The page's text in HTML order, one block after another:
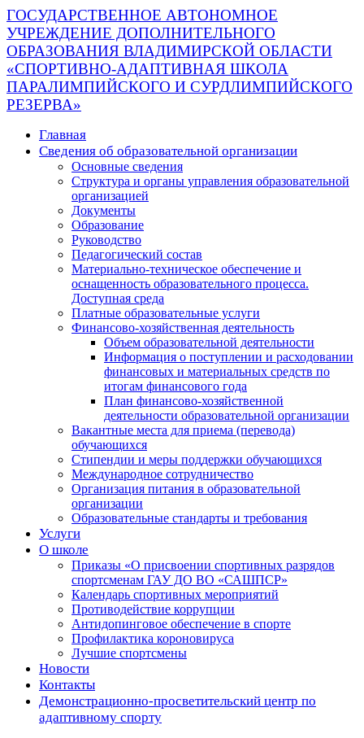
ГОСУДАРСТВЕННОЕ АВТОНОМНОЕ
УЧРЕЖДЕНИЕ ДОПОЛНИТЕЛЬНОГО
ОБРАЗОВАНИЯ ВЛАДИМИРСКОЙ ОБЛАСТИ
«СПОРТИВНО-АДАПТИВНАЯ ШКОЛА
ПАРАЛИМПИЙСКОГО И СУРДЛИМПИЙСКОГО
РЕЗЕРВА»
Главная
Сведения об образовательной организации
Основные сведения
Структура и органы управления образовательной
организацией
Документы
Образование
Руководство
Педагогический состав
Материально-техническое обеспечение и
оснащенность образовательного процесса.
Доступная среда
Платные образовательные услуги
Финансово-хозяйственная деятельность
Объем образовательной деятельности
Информация о поступлении и расходовании
финансовых и материальных средств по
итогам финансового года
План финансово-хозяйственной
деятельности образовательной организации
Вакантные места для приема (перевода)
обучающихся
Стипендии и меры поддержки обучающихся
Международное сотрудничество
Организация питания в образовательной
организации
Образовательные стандарты и требования
Услуги
О школе
Приказы «О присвоении спортивных разрядов
спортсменам ГАУ ДО ВО «САШПСР»
Календарь спортивных мероприятий
Противодействие коррупции
Антидопинговое обеспечение в спорте
Профилактика короновируса
Лучшие спортсмены
Новости
Контакты
Демонстрационно-просветительский центр по
адаптивному спорту